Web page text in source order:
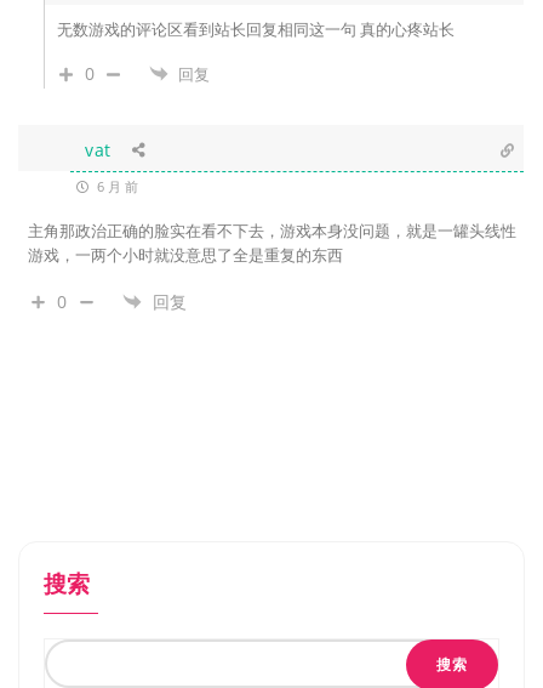
无数游戏的评论区看到站长回复相同这一句 真的心疼站长
0 回复
vat
6 月 前
主角那政治正确的脸实在看不下去，游戏本身没问题，就是一罐头线性
游戏，一两个小时就没意思了全是重复的东西
0 回复
搜索
搜索